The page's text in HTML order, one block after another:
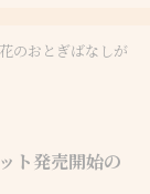
のおとぎばなしが
ト発売開始の